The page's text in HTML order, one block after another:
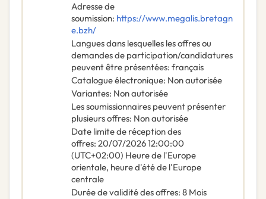
Adresse de
soumission: https://www.megalis.bretagn
e.bzh/
Langues dans lesquelles les offres ou
demandes de participation/candidatures
peuvent être présentées: français
Catalogue électronique: Non autorisée
Variantes: Non autorisée
Les soumissionnaires peuvent présenter
plusieurs offres: Non autorisée
Date limite de réception des
offres: 20/07/202612:00:00
(UTC+02:00) Heure de l'Europe
orientale, heure d'été de l'Europe
centrale
Durée de validité des offres: 8 Mois